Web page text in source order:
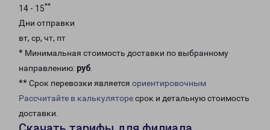
14 - 15**
Дни отправки
вт, ср, чт, пт
* Минимальная стоимость доставки по выбранному
направлению: руб.
** Срок перевозки является ориентировочным
Рассчитайте в калькуляторесрок и детальную стоимость
доставки.